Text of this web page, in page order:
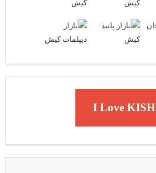
I Love KISH